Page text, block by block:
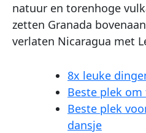
natuur en torenhoge
zetten Granada
verlaten Nicaragua met
8x leuke
Beste plek
Beste plek
dansje